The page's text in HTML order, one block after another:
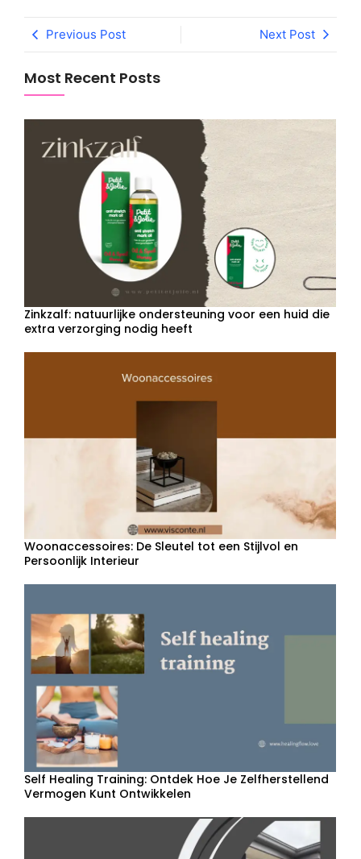
Previous Post Next Post
Most Recent Posts
Zinkzalf: natuurlijke ondersteuning voor een huid die
extra verzorging nodig heeft
Woonaccessoires: De Sleutel tot een Stijlvol en
Persoonlijk Interieur
Self Healing Training: Ontdek Hoe Je Zelfherstellend
Vermogen Kunt Ontwikkelen